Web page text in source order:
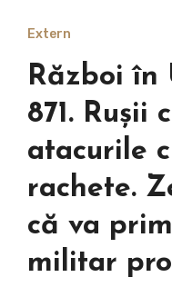
Extern
Război în
871. Rușii
atacurile
rachete.
că va
militar